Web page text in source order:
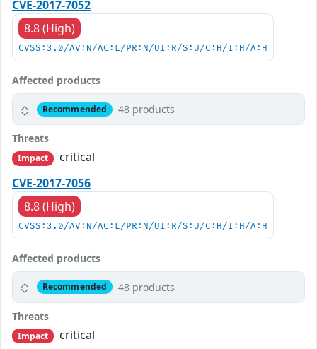
CVE-2017-7052
8.8 (High)
CVSS:3.0/AV:N/AC:L/PR:N/UI:R/S:U/C:H/I:H/A:H
Affected products
Recommended 48 products
Threats
Impact
critical
CVE-2017-7056
8.8 (High)
CVSS:3.0/AV:N/AC:L/PR:N/UI:R/S:U/C:H/I:H/A:H
Affected products
Recommended 48 products
Threats
Impact critical